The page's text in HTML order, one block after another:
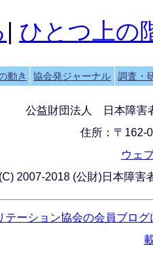
ひとつ上の
動き 協会発ジャーナル 調査・
公益財団法人 日本障害
住所：〒162-
ウェ
2007-2018 (公財)日本障
テーション協会の会員ブロ